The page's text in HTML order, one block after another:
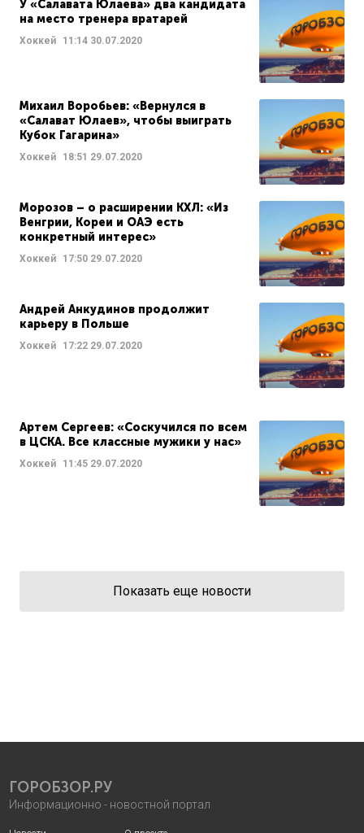
У «Салавата Юлаева» два кандидата
на место тренера вратарей
Хоккей 11:14 30.07.2020
Михаил Воробьев: «Вернулся в
«Салават Юлаев», чтобы выиграть
Кубок Гагарина»
Хоккей 18:51 29.07.2020
Морозов – о расширении КХЛ: «Из
Венгрии, Кореи и ОАЭ есть
конкретный интерес»
Хоккей 17:50 29.07.2020
Андрей Анкудинов продолжит
карьеру в Польше
Хоккей 17:22 29.07.2020
Артем Сергеев: «Соскучился по всем
в ЦСКА. Все классные мужики у нас»
Хоккей 11:45 29.07.2020
Показать еще новости
ГОРОБЗОР.РУ
Информационно - новостной портал